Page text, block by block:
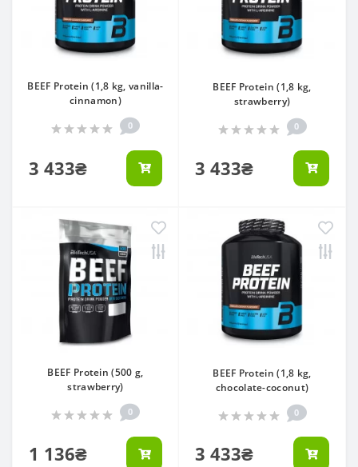
BEEF Protein (1,8 kg, vanilla-
cinnamon)
0
3 433₴
BEEF Protein (1,8 kg,
strawberry)
0
3 433₴
BEEF Protein (500 g,
strawberry)
0
1 136₴
BEEF Protein (1,8 kg,
chocolate-coconut)
0
3 433₴